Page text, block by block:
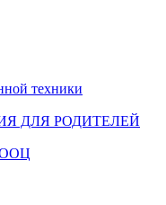
техники
ДЛЯ РОДИТЕЛЕЙ